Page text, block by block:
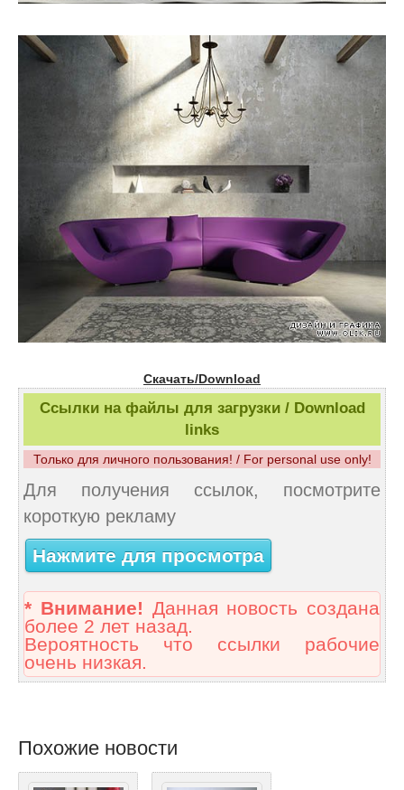
Скачать/Download
Ссылки на файлы для загрузки / Download
links
Только для личного пользования! / For personal use only!
Для получения ссылок, посмотрите
короткую рекламу
Нажмите для просмотра
* Внимание! Данная новость создана
более 2 лет назад.
Вероятность что ссылки рабочие
очень низкая.
Похожие новости